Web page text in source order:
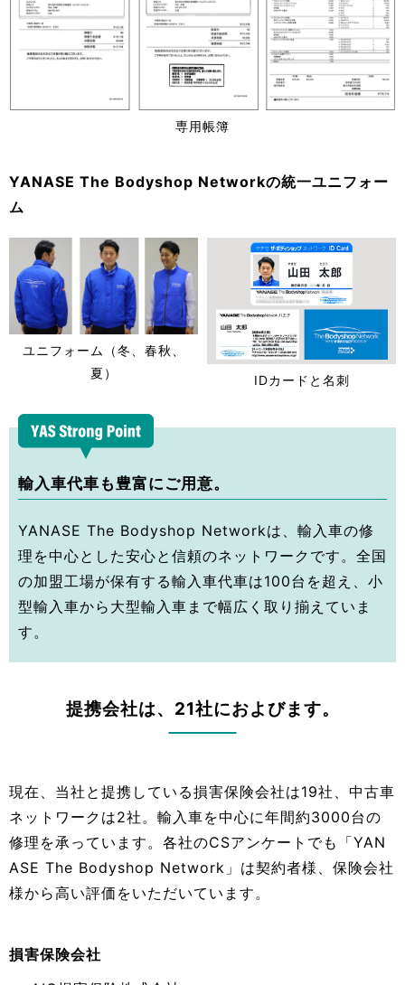
専用帳簿
YANASE The Bodyshop Networkの統一ユニフォー
ム
ユニフォーム（冬、春秋、
夏）
IDカードと名刺
輸入車代車も豊富にご用意。
YANASE The Bodyshop Networkは、輸入車の修
理を中心とした安心と信頼のネットワークです。全国
の加盟工場が保有する輸入車代車は100台を超え、小
型輸入車から大型輸入車まで幅広く取り揃えていま
す。
提携会社は、21社におよびます。
現在、当社と提携している損害保険会社は19社、中古車
ネットワークは2社。輸入車を中心に年間約3000台の
修理を承っています。各社のCSアンケートでも「YAN
ASE The Bodyshop Network」は契約者様、保険会社
様から高い評価をいただいています。
損害保険会社